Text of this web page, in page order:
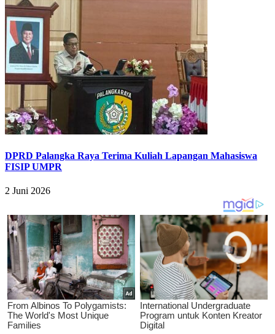
DPRD Palangka Raya Terima Kuliah Lapangan Mahasiswa
FISIP UMPR
2 Juni 2026